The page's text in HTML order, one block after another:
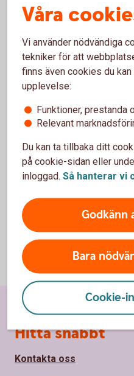
med anskaffningsvärdet.
får du ett nytt meddelande
procent.
Saknas anskaffningsvärde
den 31 december 2017 eller
anskaffningsvärdet saknas
flyttats från en depå i annan
Våra
Vi använder nödvändiga
tekniker för att
finns även cookies du
upplevelse:
Funktioner, prestanda
Relevant
Du kan ta tillbaka ditt
på cookie-sidan eller
inloggad. Så hanterar vi
Godkänn
Bara
Cookie-
Sidfot
Hitta snabbt
Kontakta oss